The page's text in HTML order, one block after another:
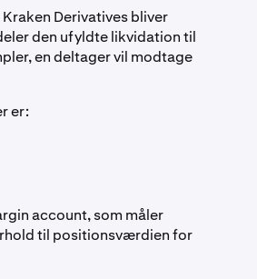
Derivatives bliver
den ufyldte likvidation til
en deltager vil modtage
er:
account, som måler
til positionsværdien for